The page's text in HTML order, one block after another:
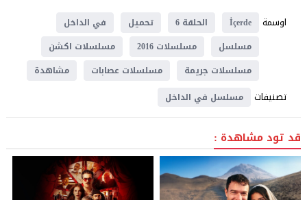
اوسمة
İçerde الحلقة 6 تحميل
في الداخل
مسلسل
مسلسلات 2016
مسلسلات اكشن
مسلسلات جريمة
مسلسلات عصابات مشاهدة
تصنيفات مسلسل في الداخل
قد تود مشاهدة :